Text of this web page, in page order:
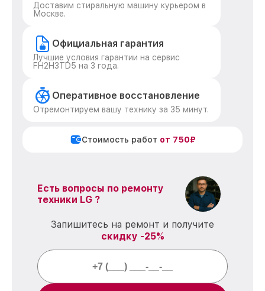
Доставим стиральную машину курьером в
Москве.
Официальная гарантия
Лучшие условия гарантии на сервис
FH2H3TD5 на 3 года.
Оперативное восстановление
Отремонтируем вашу технику за 35 минут.
Стоимость работ от 750₽
Есть вопросы по ремонту
техники LG ?
Запишитесь на ремонт и получите
скидку -25%